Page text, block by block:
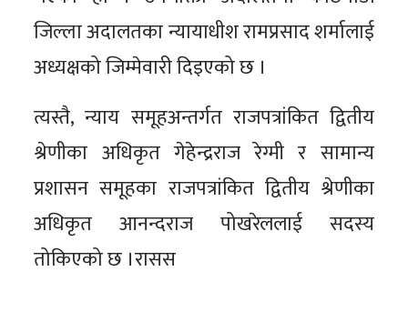
जिल्ला अदालतका न्यायाधीश रामप्रसाद शर्मालाई
अध्यक्षको जिम्मेवारी दिइएको छ ।
त्यस्तै, न्याय समूहअन्तर्गत राजपत्रांकित द्वितीय
श्रेणीका अधिकृत गेहेन्द्रराज रेग्मी र सामान्य
प्रशासन समूहका राजपत्रांकित द्वितीय श्रेणीका
अधिकृत आनन्दराज पोखरेललाई सदस्य
तोकिएको छ ।रासस